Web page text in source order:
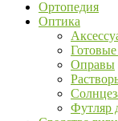
Ортопедия
Оптика
Оправы
Футляр